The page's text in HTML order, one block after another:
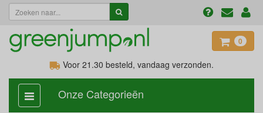
0
Voor 21.30 besteld, vandaag verzonden.
categorie
aan,
Onze Categorieën